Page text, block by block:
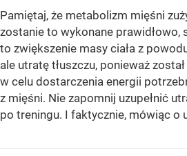
Pamiętaj, że metabolizm mięśni
zostanie to wykonane prawidłowo,
to zwiększenie masy ciała z
ale utratę tłuszczu, ponieważ
w celu dostarczenia energii
z mięśni. Nie zapomnij uzupełnić
po treningu. I faktycznie, mówiąc o